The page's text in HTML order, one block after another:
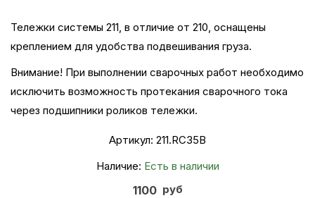
Тележки системы 211, в отличие от 210, оснащены
креплением для удобства подвешивания груза.
Внимание! При выполнении сварочных работ необходимо
исключить возможность протекания сварочного тока
через подшипники роликов тележки.
Артикул: 211.RC35В
Наличие: Есть в наличии
1100 руб